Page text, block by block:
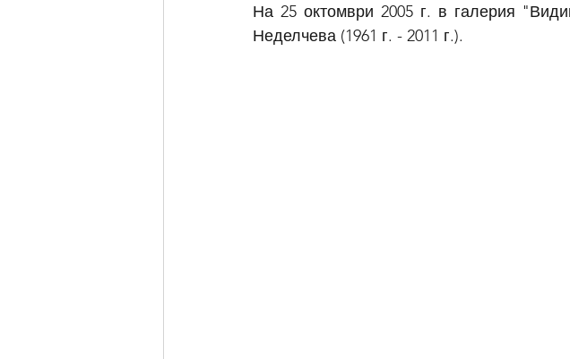
Изложби 2012
На 25 октомври 2005 г. в галерия
Неделчева (1961 г. - 2011 г.).